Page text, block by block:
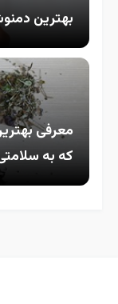
بهترین
معرفی
که به